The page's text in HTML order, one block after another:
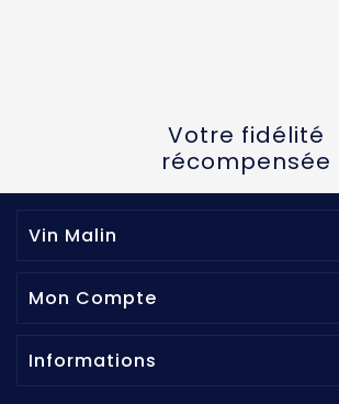
Votre fidélité
récompensée
Vin Malin
Mon Compte
Informations